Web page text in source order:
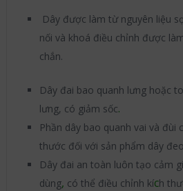
Dây được làm từ nguyên liệu
nối và khoá điều chỉnh được
chắn.
Dây đai bao quanh lưng hoặc
lưng, có giảm sốc.
Phần dây bao quanh vai và đùi
thước đối với sản phẩm dây
Dây đai an toàn luôn tạo cảm
dùng, có thể điều chỉnh kích